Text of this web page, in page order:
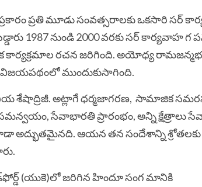
ప్రతి మూడు సంవత్సరాలకు ఒకసారి సర్
1987 నుండి 2000 వరకు సర్ కార్యవాహ గ
కార్యక్రమాల రచన జరిగింది. అయోధ్య
ముందుకుసాగింది.
శేషాద్రిజీ. అట్లాగే ధర్మజాగరణ, సామాజిక
సమన్వయం, సేవాభారతి ప్రారంభం, అన్ని క్షేత్రాలు
అద్భుతమైనది. ఆయన తన సందేశాన్ని శ్రోతలకు
(యుకె)లో జరిగిన హిందూ సంగ మానికి